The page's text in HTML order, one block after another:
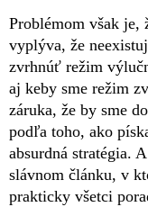
Problémom však je,
vyplýva, že
zvrhnúť režim
aj keby sme režim
záruka, že by sme
podľa toho, ako
absurdná stratégia.
slávnom článku, v
prakticky všetci